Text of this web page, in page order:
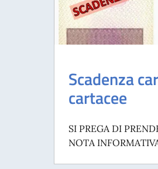
Scadenza
cartacee
SI PREGA DI
NOTA